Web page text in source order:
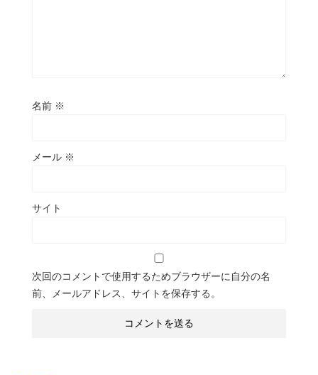
名前 ※
メール ※
サイト
次回のコメントで使用するためブラウザーに自分の名
前、メールアドレス、サイトを保存する。